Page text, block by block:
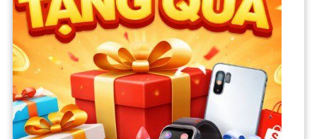
Theo Dũng Taylor, Gerard Richard Williams không chỉ là một tỉ
phú bình thường. Ông là doanh nhân công nghệ chuyên về vi
mạch có tầm ảnh hưởng ở Mỹ, là đối tác lớn của Apple,
Qualcomm… Vì vậy, vụ kiện sắp tới vào tháng 6-2025 sẽ được
truyền thông nước ngoài, cả nước Mỹ đặc biệt quan tâm.
“Không chỉ khán giả Việt Nam, người Việt tại Mỹ, mà cả nước